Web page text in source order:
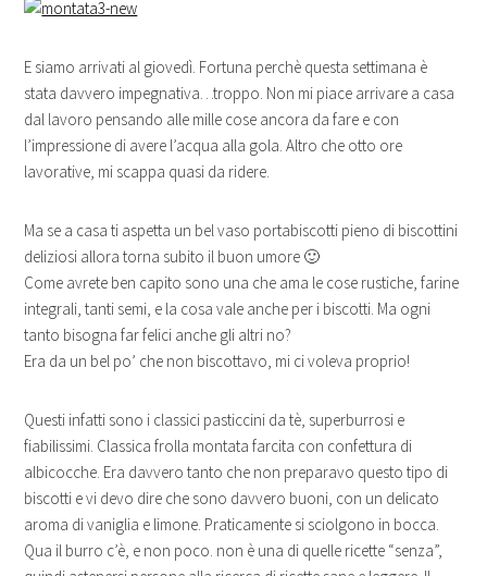
E siamo arrivati al giovedì. Fortuna perchè questa settimana è
stata davvero impegnativa…troppo. Non mi piace arrivare a casa
dal lavoro pensando alle mille cose ancora da fare e con
l’impressione di avere l’acqua alla gola. Altro che otto ore
lavorative, mi scappa quasi da ridere.
Ma se a casa ti aspetta un bel vaso portabiscotti pieno di biscottini
deliziosi allora torna subito il buon umore 🙂
Come avrete ben capito sono una che ama le cose rustiche, farine
integrali, tanti semi, e la cosa vale anche per i biscotti. Ma ogni
tanto bisogna far felici anche gli altri no?
Era da un bel po’ che non biscottavo, mi ci voleva proprio!
Questi infatti sono i classici pasticcini da tè, superburrosi e
fiabilissimi. Classica frolla montata farcita con confettura di
albicocche. Era davvero tanto che non preparavo questo tipo di
biscotti e vi devo dire che sono davvero buoni, con un delicato
aroma di vaniglia e limone. Praticamente si sciolgono in bocca.
Qua il burro c’è, e non poco. non è una di quelle ricette “senza”,